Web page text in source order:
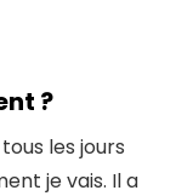
?
les jours
je vais. Il a